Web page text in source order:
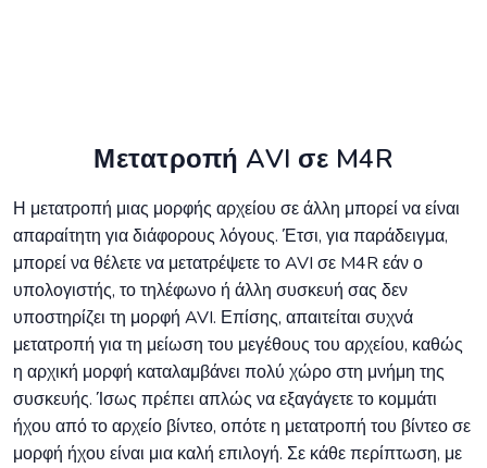
Μετατροπή AVI σε M4R
Η μετατροπή μιας μορφής αρχείου σε άλλη μπορεί να είναι
απαραίτητη για διάφορους λόγους. Έτσι, για παράδειγμα,
μπορεί να θέλετε να μετατρέψετε το AVI σε M4R εάν ο
υπολογιστής, το τηλέφωνο ή άλλη συσκευή σας δεν
υποστηρίζει τη μορφή AVI. Επίσης, απαιτείται συχνά
μετατροπή για τη μείωση του μεγέθους του αρχείου, καθώς
η αρχική μορφή καταλαμβάνει πολύ χώρο στη μνήμη της
συσκευής. Ίσως πρέπει απλώς να εξαγάγετε το κομμάτι
ήχου από το αρχείο βίντεο, οπότε η μετατροπή του βίντεο σε
μορφή ήχου είναι μια καλή επιλογή. Σε κάθε περίπτωση, με